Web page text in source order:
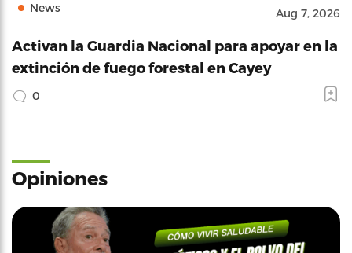
News Aug 7, 2026
Activan la Guardia Nacional para apoyar en la
extinción de fuego forestal en Cayey
0
Opiniones